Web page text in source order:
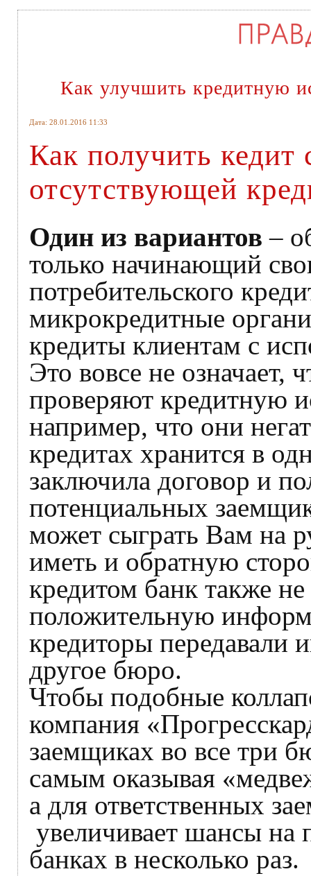
Как улучшить кредитную
Дата: 28.01.2016 11:33
Как получить кедит
отсутствующей
Один из вариантов –
только начинающий
потребительского
микрокредитные
кредиты клиентам с
Это вовсе не означает,
проверяют кредитную
например, что они
кредитах хранится в
заключила договор и
потенциальных
может сыграть Вам на
иметь и обратную
кредитом банк также
положительную
кредиторы передавали
другое бюро.
Чтобы подобные
компания
заемщиках во все три
самым оказывая
а для ответственных
увеличивает шансы на
банках в несколько раз.